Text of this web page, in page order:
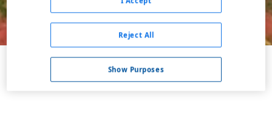
Buscar
VER TODOS LOS HOTELES BARATOS EN NORWICH
Show Purposes
Reject All